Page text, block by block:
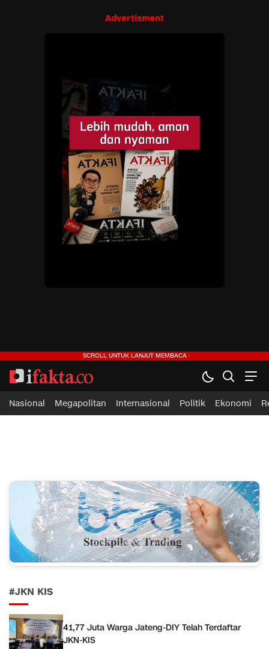
Advertisment
ifakta.co
#pastibenar
Nasional Megapolitan Internasional Politik Ekonomi
#JKN KIS
41,77 Juta Warga Jateng-DIY Telah Terdaftar
JKN-KIS